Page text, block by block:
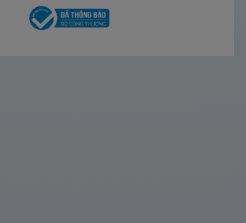
Nhiều kích thước lựa chọn, phù